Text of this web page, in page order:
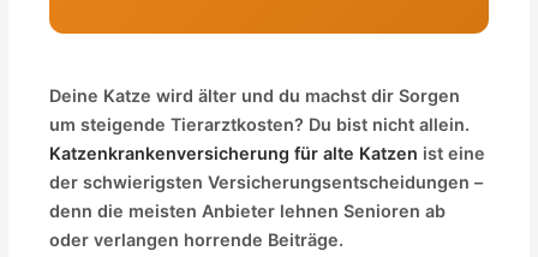
Deine Katze wird älter und du machst dir Sorgen
um steigende Tierarztkosten? Du bist nicht allein.
Katzenkrankenversicherung für alte Katzen ist eine
der schwierigsten Versicherungsentscheidungen –
denn die meisten Anbieter lehnen Senioren ab
oder verlangen horrende Beiträge.